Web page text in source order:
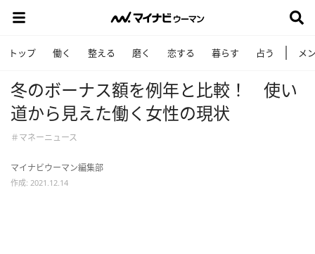
トップ 働く 整える 磨く 恋する 暮らす 占う メ
冬のボーナス額を例年と比較！ 使い
道から見えた働く女性の現状
＃マネーニュース
マイナビウーマン編集部
作成: 2021.12.14